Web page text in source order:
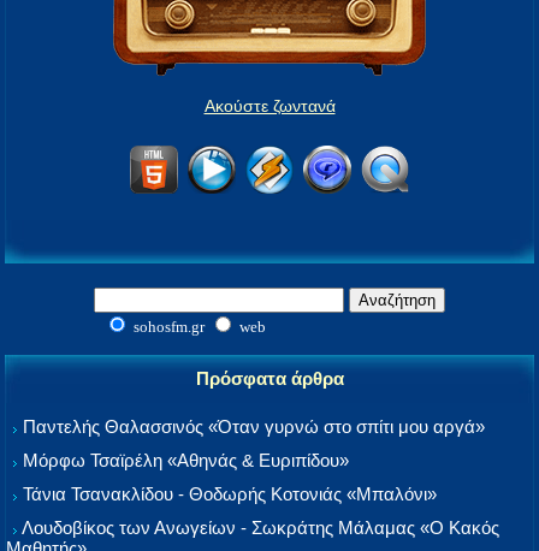
Ακούστε ζωντανά
sohosfm.gr web
Πρόσφατα άρθρα
Παντελής Θαλασσινός «Όταν γυρνώ στο σπίτι μου αργά»
Μόρφω Τσαϊρέλη «Αθηνάς & Ευριπίδου»
Τάνια Τσανακλίδου - Θοδωρής Κοτονιάς «Μπαλόνι»
Λουδοβίκος των Ανωγείων - Σωκράτης Μάλαμας «Ο Κακός